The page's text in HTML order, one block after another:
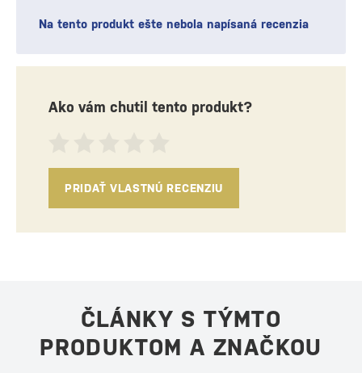
Na tento produkt ešte nebola napísaná recenzia
Ako vám chutil tento produkt?
PRIDAŤ VLASTNÚ RECENZIU
ČLÁNKY S TÝMTO
PRODUKTOM A ZNAČKOU